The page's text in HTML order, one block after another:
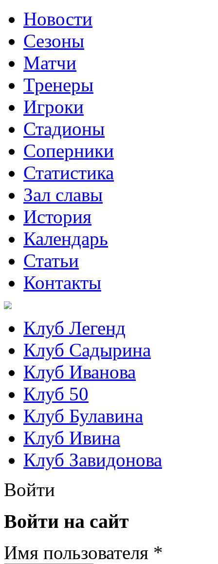
Новости
Сезоны
Матчи
Тренеры
Игроки
Стадионы
Соперники
Статистика
Зал славы
История
Календарь
Статьи
Контакты
Клуб Легенд
Клуб Садырина
Клуб Иванова
Клуб 50
Клуб Булавина
Клуб Ивина
Клуб Завидонова
Войти
Войти на сайт
Имя пользователя *